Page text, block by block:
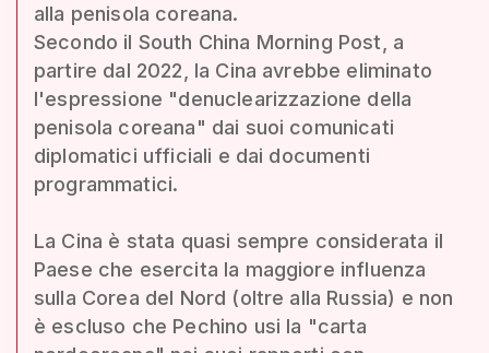
alla penisola coreana.
Secondo il South China Morning Post, a
partire dal 2022, la Cina avrebbe eliminato
l'espressione "denuclearizzazione della
penisola coreana" dai suoi comunicati
diplomatici ufficiali e dai documenti
programmatici.
La Cina è stata quasi sempre considerata il
Paese che esercita la maggiore influenza
sulla Corea del Nord (oltre alla Russia) e non
è escluso che Pechino usi la "carta